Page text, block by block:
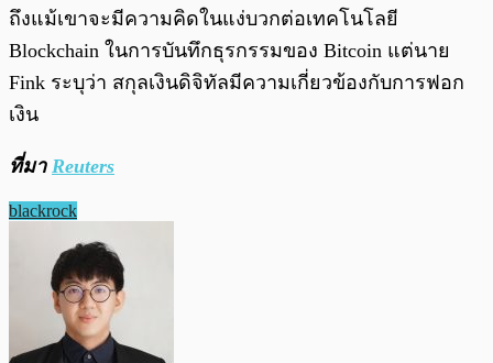
ถึงแม้เขาจะมีความคิดในแง่บวกต่อเทคโนโลยี
Blockchain ในการบันทึกธุรกรรมของ Bitcoin แต่นาย
Fink ระบุว่า สกุลเงินดิจิทัลมีความเกี่ยวข้องกับการฟอก
เงิน
ที่มา Reuters
blackrock